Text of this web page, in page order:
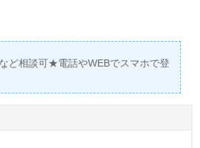
ど相談可★電話やWEBでスマホで登